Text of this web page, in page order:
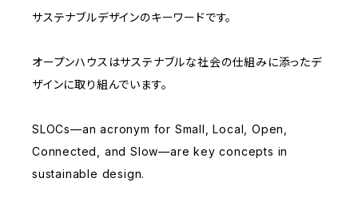
サステナブルデザインのキーワードです。
オープンハウスはサステナブルな社会の仕組みに添ったデ
ザインに取り組んでいます。
SLOCs—an acronym for Small, Local, Open,
Connected, and Slow—are key concepts in
sustainable design.